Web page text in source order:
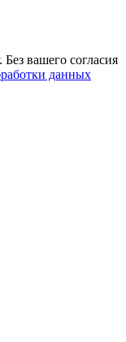
вашего согласия
данных